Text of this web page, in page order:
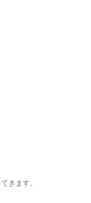
きます。